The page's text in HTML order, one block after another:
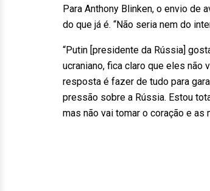
Para Anthony Blinken, o envio
do que já é. “Não seria nem do
“Putin [presidente da Rússia]
ucraniano, fica claro que eles não
resposta é fazer de tudo para
pressão sobre a Rússia. Estou
mas não vai tomar o coração e as